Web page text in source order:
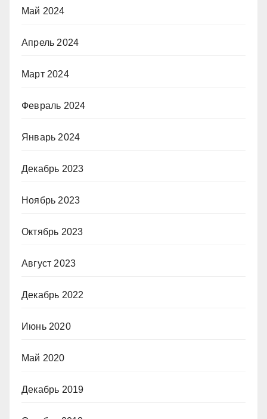
Май 2024
Апрель 2024
Март 2024
Февраль 2024
Январь 2024
Декабрь 2023
Ноябрь 2023
Октябрь 2023
Август 2023
Декабрь 2022
Июнь 2020
Май 2020
Декабрь 2019